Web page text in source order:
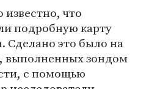
известно, что
подробную карту
Сделано это было на
выполненных зондом
с помощью